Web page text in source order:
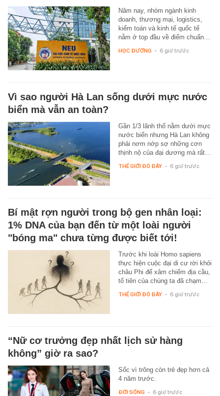
Năm nay, nhóm ngành kinh
doanh, thương mại, logistics,
kiểm toán và kinh tế quốc tế
nằm ở top đầu về điểm chuẩn…
HỌC ĐƯỜNG - 6 giờ trước
Vì sao người Hà Lan sống dưới mực nước
biển mà vẫn an toàn?
Gần 1/3 lãnh thổ nằm dưới mực
nước biển nhưng Hà Lan không
phải nơm nớp sợ những cơn
thịnh nộ của đại dương mà rất…
THẾ GIỚI ĐÓ ĐÂY - 6 giờ trước
Bí mật rợn người trong bộ gen nhân loại:
1% DNA của bạn đến từ một loài người
"bóng ma" chưa từng được biết tới!
Trước khi loài Homo sapiens
thực hiện cuộc đại di cư rời khỏi
châu Phi để xâm chiếm địa cầu,
tổ tiên của chúng ta đã chạm…
THẾ GIỚI ĐÓ ĐÂY - 6 giờ trước
“Nữ cơ trưởng đẹp nhất lịch sử hàng
không” giờ ra sao?
Sốc vì trông còn trẻ đẹp hơn cả
4 năm trước.
ĐỜI SỐNG - 6 giờ trước